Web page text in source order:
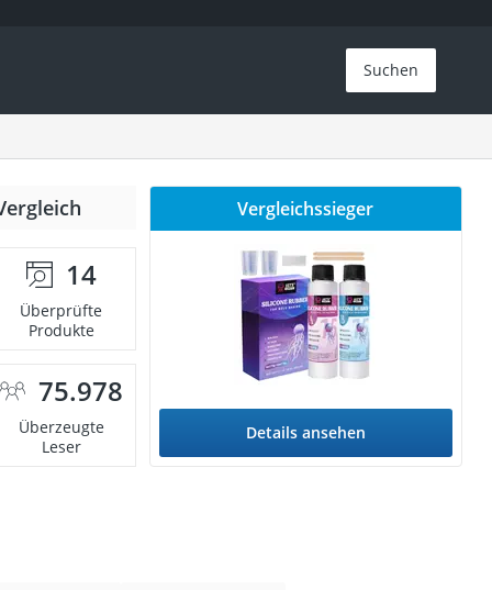
Suchen
14
Überprüfte
Produkte
75.978
Überzeugte
Leser
Vergleichssieger
Details ansehen